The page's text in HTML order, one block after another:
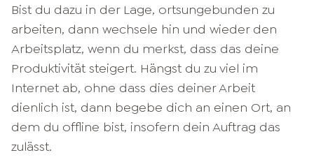
Bist du dazu in der Lage, ortsungebunden zu
arbeiten, dann wechsele hin und wieder den
Arbeitsplatz, wenn du merkst, dass das deine
Produktivität steigert. Hängst du zu viel im
Internet ab, ohne dass dies deiner Arbeit
dienlich ist, dann begebe dich an einen Ort, an
dem du offline bist, insofern dein Auftrag das
zulässt.